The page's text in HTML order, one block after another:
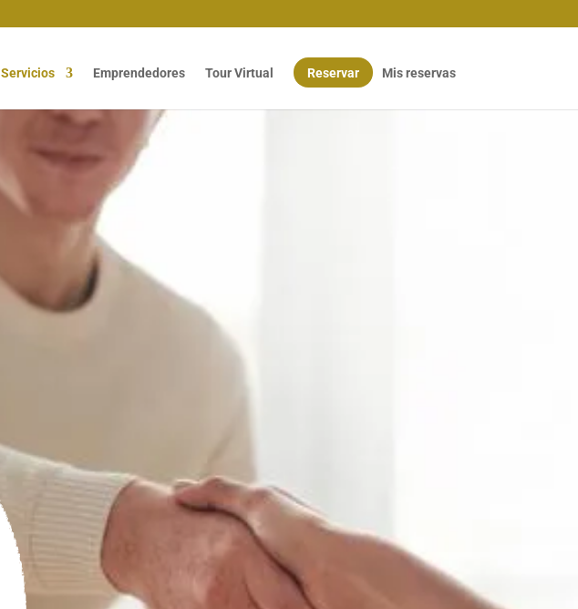
Servicios Emprendedores Tour Virtual Reservar Mis reservas